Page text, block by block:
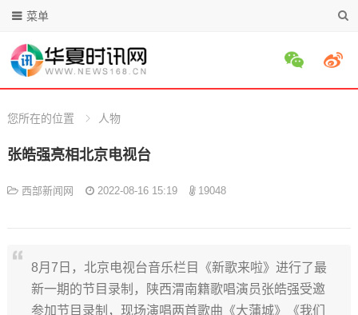
菜单
您所在的位置 人物
张皓强亮相北京电视台
西部新闻网 2022-08-16 15:19 19048
8月7日，北京电视台音乐栏目《新歌来啦》进行了最
新一期的节目录制，陕西渭南籍歌唱演员张皓强受邀
参加节目录制，现场演唱两首歌曲《大蒲城》《我们